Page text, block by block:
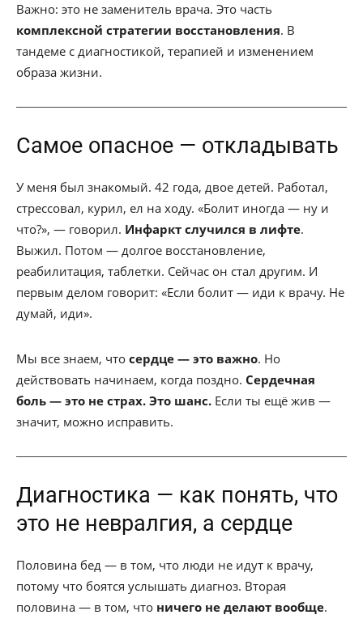
Важно: это не заменитель врача. Это часть
комплексной стратегии восстановления. В
тандеме с диагностикой, терапией и изменением
образа жизни.
Самое опасное — откладывать
У меня был знакомый. 42 года, двое детей. Работал,
стрессовал, курил, ел на ходу. «Болит иногда — ну и
что?», — говорил. Инфаркт случился в лифте.
Выжил. Потом — долгое восстановление,
реабилитация, таблетки. Сейчас он стал другим. И
первым делом говорит: «Если болит — иди к врачу. Не
думай, иди».
Мы все знаем, что сердце — это важно. Но
действовать начинаем, когда поздно. Сердечная
боль — это не страх. Это шанс. Если ты ещё жив —
значит, можно исправить.
Диагностика — как понять, что
это не невралгия, а сердце
Половина бед — в том, что люди не идут к врачу,
потому что боятся услышать диагноз. Вторая
половина — в том, что ничего не делают вообще.